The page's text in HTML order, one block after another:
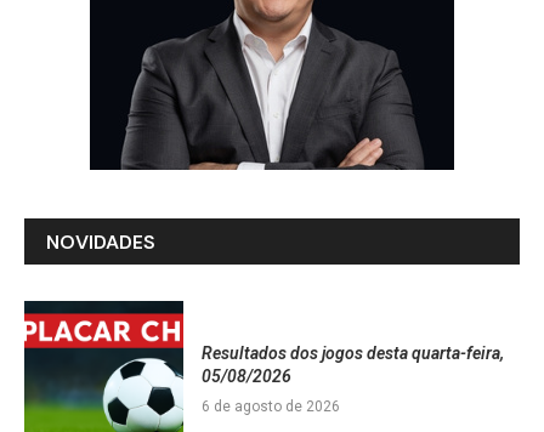
NOVIDADES
Resultados dos jogos desta quarta-feira,
05/08/2026
6 de agosto de 2026